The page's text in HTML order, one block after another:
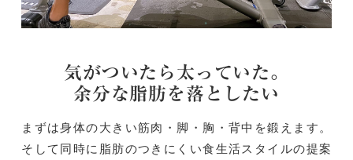
気がついたら太っていた。
余分な脂肪を落としたい
まずは身体の大きい筋肉・脚・胸・背中を鍛えます。
そして同時に脂肪のつきにくい食生活スタイルの提案